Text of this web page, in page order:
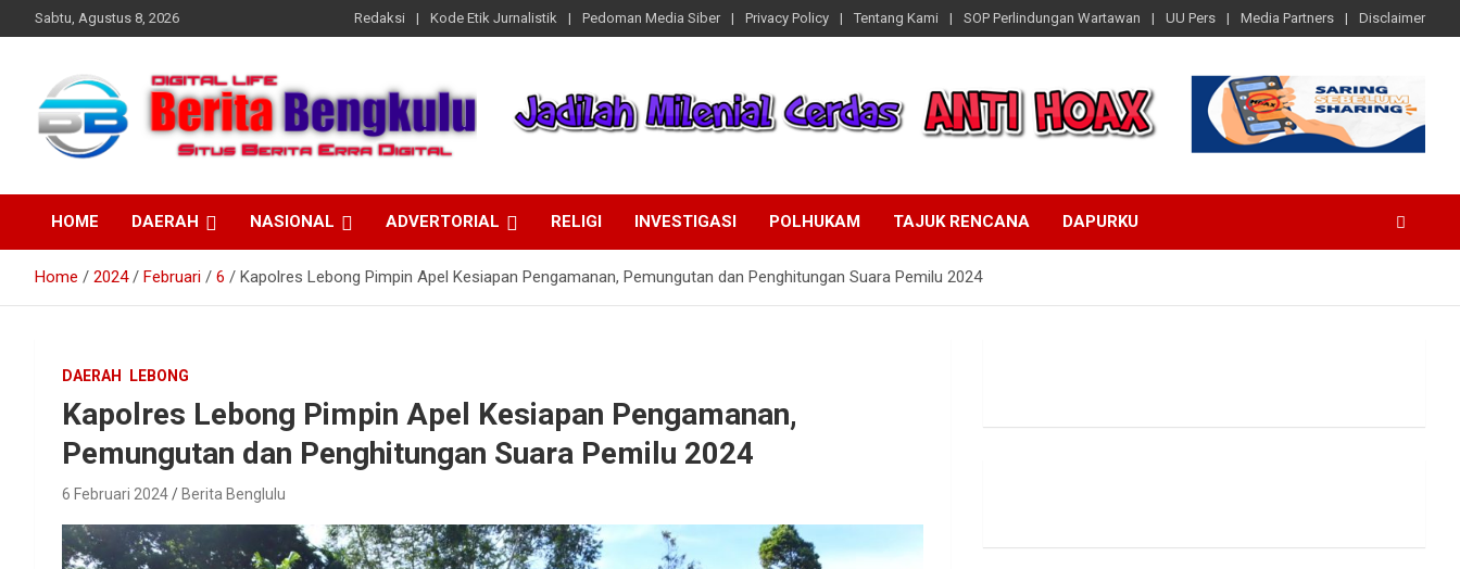
to
Sabtu, Agustus 8, 2026 Redaksi Kode Etik Jurnalistik Pedoman Media Siber Privacy Policy Tentang Kami SOP Perlindungan Wartawan UU Pers Media Partners Disclaimer
Beritabengkulu.id
HOME DAERAH NASIONAL ADVERTORIAL RELIGI INVESTIGASI POLHUKAM TAJUK RENCANA DAPURKU
Home 2024 Februari 6 Kapolres Lebong Pimpin Apel Kesiapan Pengamanan, Pemungutan dan Penghitungan Suara Pemilu 2024
DAERAH LEBONG
Kapolres Lebong Pimpin Apel Kesiapan Pengamanan,
Pemungutan dan Penghitungan Suara Pemilu 2024
6 Februari 2024 Berita Benglulu